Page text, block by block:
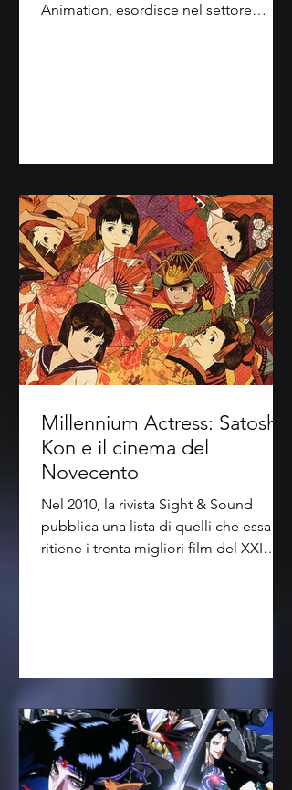
Animation, esordisce nel settore
Millennium Actress: Satoshi
Kon e il cinema del
Novecento
Nel 2010, la rivista Sight & Sound
pubblica una lista di quelli che essa
ritiene i trenta migliori film del XXI